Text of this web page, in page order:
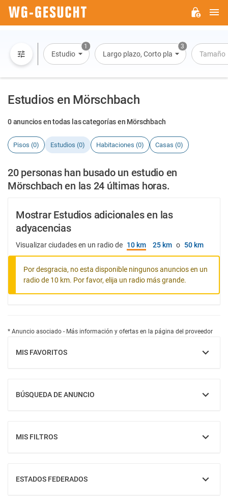
1
Estudio
3
Largo plazo, Corto plazo, Alquiler por
Tamaño
Estudios en Mörschbach
0 anuncios en todas las categorías en Mörschbach
Pisos (0) Estudios (0) Habitaciones (0) Casas (0)
20 personas han busado un estudio en
Mörschbach en las 24 últimas horas.
Mostrar Estudios adicionales en las
adyacencias
Visualizar ciudades en un radio de 10 km 25 km o 50 km
Por desgracia, no esta disponible ningunos anuncios en un
radio de 10 km. Por favor, elija un radio más grande.
* Anuncio asociado - Más información y ofertas en la página del proveedor
MIS FAVORITOS
MOSTRAR
BÚSQUEDA DE ANUNCIO
MOSTRAR
MIS FILTROS
MOSTRAR
ESTADOS FEDERADOS
MOSTRAR